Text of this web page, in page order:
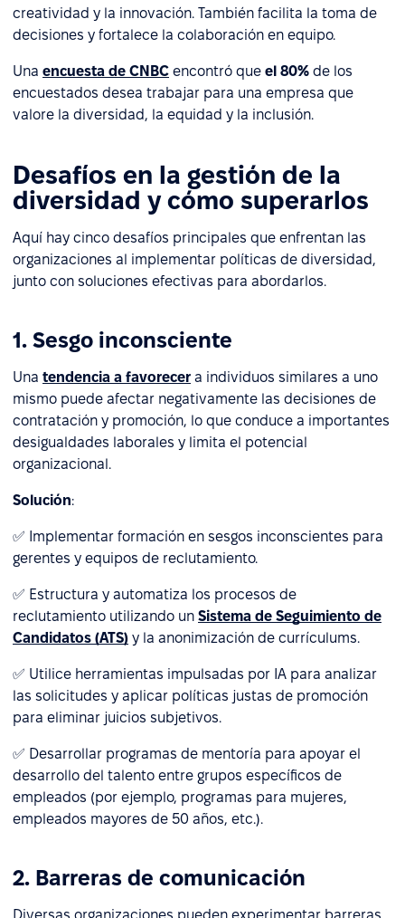
creatividad y la innovación. También facilita la toma de
decisiones y fortalece la colaboración en equipo.
Una encuesta de CNBC encontró que el 80% de los
encuestados desea trabajar para una empresa que
valore la diversidad, la equidad y la inclusión.
Desafíos en la gestión de la
diversidad y cómo superarlos
Aquí hay cinco desafíos principales que enfrentan las
organizaciones al implementar políticas de diversidad,
junto con soluciones efectivas para abordarlos.
1. Sesgo inconsciente
Una tendencia a favorecer a individuos similares a uno
mismo puede afectar negativamente las decisiones de
contratación y promoción, lo que conduce a importantes
desigualdades laborales y limita el potencial
organizacional.
Solución:
✅ Implementar formación en sesgos inconscientes para
gerentes y equipos de reclutamiento.
✅ Estructura y automatiza los procesos de
reclutamiento utilizando un Sistema de Seguimiento de
Candidatos (ATS) y la anonimización de currículums.
✅ Utilice herramientas impulsadas por IA para analizar
las solicitudes y aplicar políticas justas de promoción
para eliminar juicios subjetivos.
✅ Desarrollar programas de mentoría para apoyar el
desarrollo del talento entre grupos específicos de
empleados (por ejemplo, programas para mujeres,
empleados mayores de 50 años, etc.).
2. Barreras de comunicación
Diversas organizaciones pueden experimentar barreras